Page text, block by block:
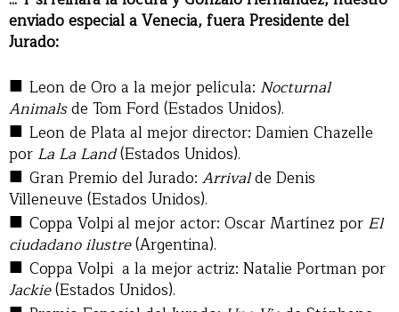
enviado especial a Venecia, fuera Presidente del
Jurado:
■ Leon de Oro a la mejor película: Nocturnal
Animalsde Tom Ford (Estados Unidos).
■ Leon de Plata al mejor director: Damien Chazelle
por La La Land(Estados Unidos).
■ Gran Premio del Jurado: Arrivalde Denis
Villeneuve (Estados Unidos).
■ Coppa Volpi al mejor actor: Oscar Martínez por El
ciudadano ilustre(Argentina).
■ Coppa Volpi a la mejor actriz: Natalie Portman por
Jackie(Estados Unidos).